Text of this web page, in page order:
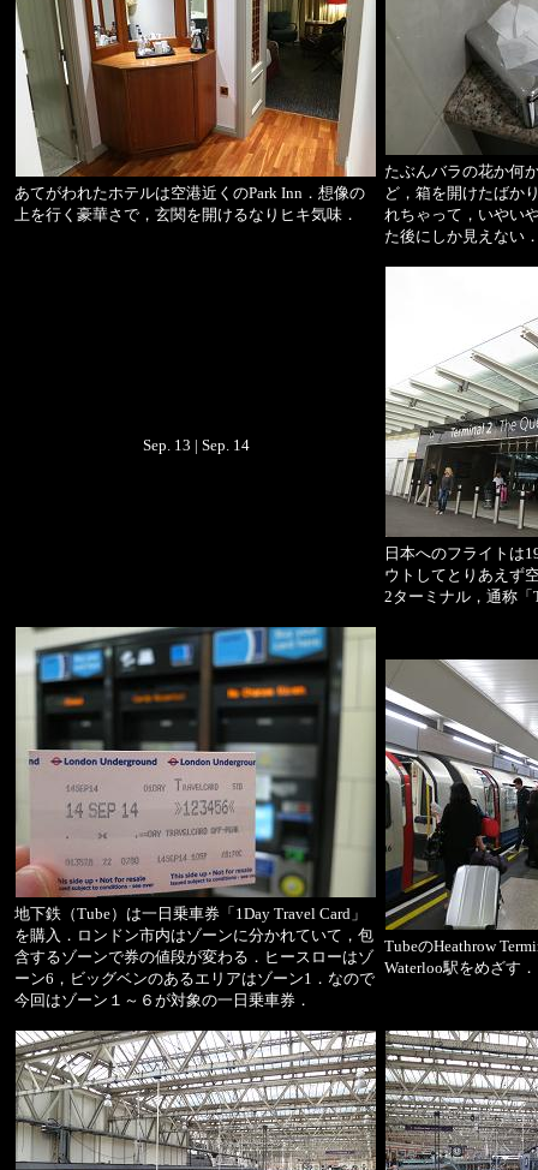
あてがわれたホテルは空港近くのPark Inn．想像の
上を行く豪華さで，玄関を開けるなりヒキ気味．
たぶんバラの花か何
ど，箱を開けたばか
れちゃって，いやい
た後にしか見えない
Sep. 13 | Sep. 14
日本へのフライトは
ウトしてとりあえず
2ターミナル，通称「
地下鉄（Tube）は一日乗車券「1Day Travel Card」
を購入．ロンドン市内はゾーンに分かれていて，包
含するゾーンで券の値段が変わる．ヒースローはゾ
ーン6，ビッグベンのあるエリアはゾーン1．なので
今回はゾーン１～６が対象の一日乗車券．
TubeのHeathrow
Waterloo駅をめざす．